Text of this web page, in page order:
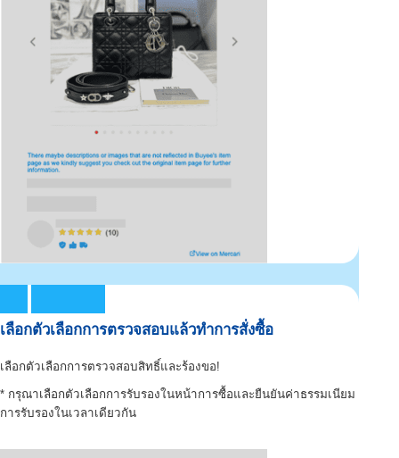
เลือกตัวเลือกการตรวจสอบแล้วทำการสั่งซื้อ
เลือกตัวเลือกการตรวจสอบสิทธิ์และร้องขอ!
* กรุณาเลือกตัวเลือกการรับรองในหน้าการซื้อและยืนยันค่าธรรมเนียม
การรับรองในเวลาเดียวกัน